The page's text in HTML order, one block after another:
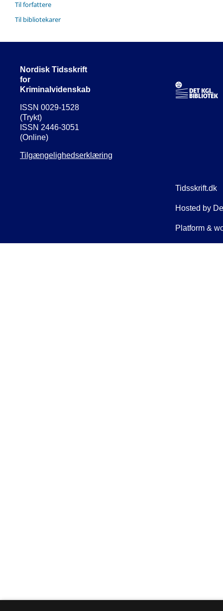
Til forfattere
Til bibliotekarer
Nordisk Tidsskrift
for
Kriminalvidenskab
ISSN 0029-1528
(Trykt)
ISSN 2446-3051
(Online)
Tilgængelighedserklæring